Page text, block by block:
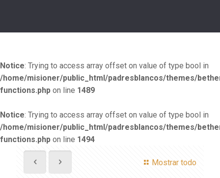
Notice: Trying to access array offset on value of type bool in
/home/misioner/public_html/padresblancos/themes/
functions.php on line 1489
Notice: Trying to access array offset on value of type bool in
/home/misioner/public_html/padresblancos/themes/
functions.php on line 1494
Mostrar todo